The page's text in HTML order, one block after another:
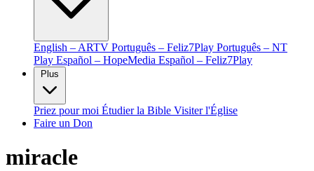
English – ARTV Português – Feliz7Play Português – NT
Play Español – HopeMedia Español – Feliz7Play
Plus
Priez pour moi Étudier la Bible Visiter l'Église
Faire un Don
miracle